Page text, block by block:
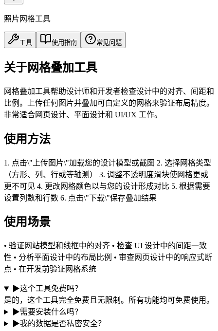
照片网格工具
工具 使用指南 常见问题
关于网格叠加工具
网格叠加工具帮助设计师和开发者检查设计中的对齐、间距和
比例。上传任何图片并叠加可自定义的网格来验证布局精度。
非常适合网页设计、平面设计和 UI/UX 工作。
使用方法
1. 点击\"上传图片\"加载您的设计模型或截图 2. 选择网格类型
（方形、列、行或等轴测） 3. 调整不透明度滑块使网格更或
更不可见 4. 更改网格颜色以与您的设计形成对比 5. 根据需要
设置列数和行数 6. 点击\"下载\"保存叠加结果
使用场景
• 验证网站模型和线框中的对齐 • 检查 UI 设计中的间距一致
性 • 分析平面设计中的布局比例 • 审查网页设计中的响应式断
点 • 在开发前验证网格系统
▶这个工具免费吗？
是的，这个工具完全免费且无限制。所有功能均可免费使用。
▶需要安装什么吗？
▶我的数据是否私密安全？